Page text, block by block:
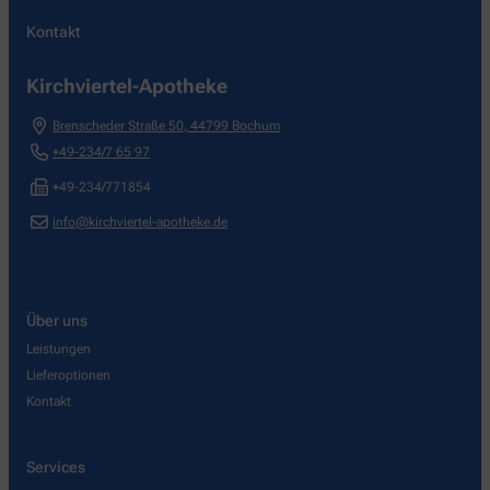
Kontakt
Kirchviertel-Apotheke
Brenscheder Straße 50 44799 Bochum
+49-234/7 65 97
+49-234/771854
info@kirchviertel-apotheke.de
Über uns
Leistungen
Lieferoptionen
Kontakt
Services